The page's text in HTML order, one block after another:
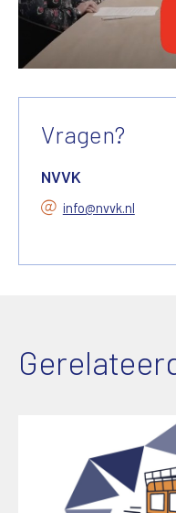
Vragen?
NVVK
info@nvvk.nl